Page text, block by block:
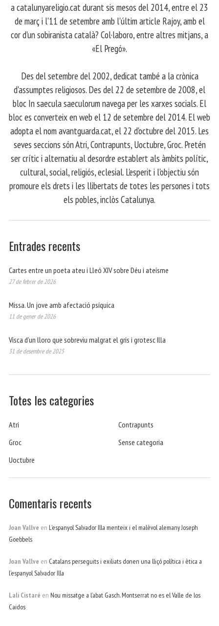
a catalunyareligio.cat durant sis mesos del 2014, entre el 23
de març i l'11 de setembre amb l'últim article Rajoy, amb el
cor d'un sobiranista català? Col·laboro, entre altres mitjans, a
«El Pregó».
​ Des del setembre del 2002, dedicat també a la crònica
d'assumptes religiosos. Des del 22 de setembre de 2008, el
bloc In saecula saeculorum navega per les xarxes socials. El
bloc es converteix en web el 12 de setembre del 2014. El web
adopta el nom avantguarda.cat, el 22 d'octubre del 2015. Les
seves seccions són Atri, Contrapunts, Uoctubre, Groc. Pretén
ser crític i alternatiu al desordre establert als àmbits polític,
cultural, social, religiós, eclesial. L'esperit i l'objectiu són
promoure els drets i les llibertats de totes les persones i tots
els pobles, inclòs Catalunya.
Entrades recents
Cartes entre un poeta ateu i Lleó XIV sobre Déu i ateísme
27 de febrer de 2026
Missa. Un jove amb afectació psíquica
11 de gener de 2026
Visca d’un lloro que sobreviu malgrat el gris i grotesc Illa
31 de desembre de 2025
Totes les categories
Atri
Contrapunts
Groc
Sense categoria
Uoctubre
Comentaris recents
Joan Vallve en L’espanyol Salvador Illa menteix i el malèvol alemany Joseph
Goebbels
Joan Vallve en Catalans perseguits i exiliats donen una lliçó política i ètica a
l’espanyol Salvador Illa
Lali Cistaré en Nou missatge a l’abat Gasch. Montserrat no es el Valle de los
Caidos